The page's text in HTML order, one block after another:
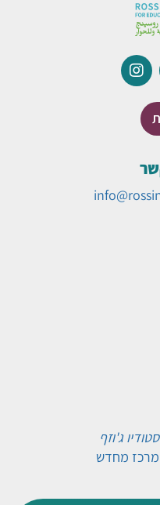
סטודיו ג'וזף
מרכז מחדש